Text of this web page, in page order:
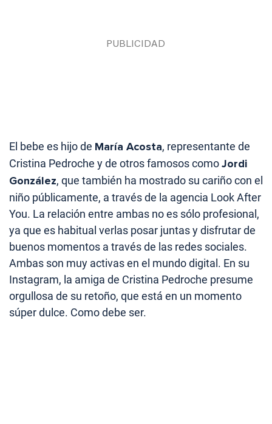
El bebe es hijo de María Acosta, representante de
Cristina Pedroche y de otros famosos comoJordi
González, que también ha mostrado su cariño con el
niño públicamente, a través de la agencia Look After
You. La relación entre ambas no es sólo profesional,
ya que es habitual verlas posar juntas y disfrutar de
buenos momentos a través de las redes sociales.
Ambas son muy activas en el mundo digital. En su
Instagram, la amiga de Cristina Pedroche presume
orgullosa de su retoño, que está en un momento
súper dulce. Como debe ser.